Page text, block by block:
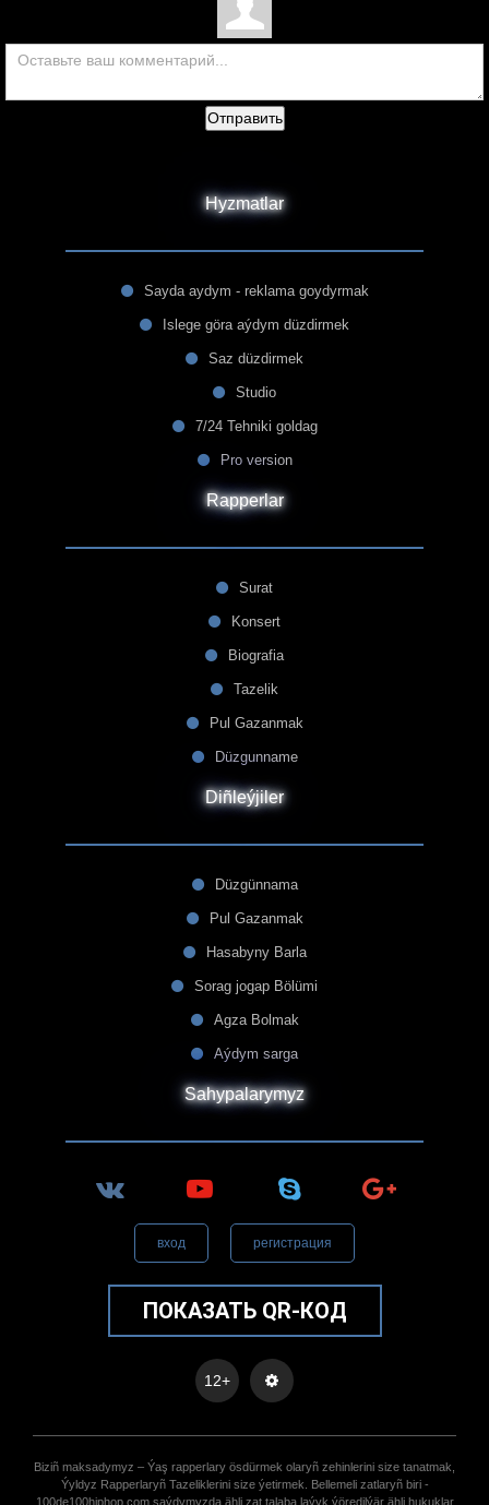
Отправить
Hyzmatlar
Sayda aydym - reklama goydyrmak
Islege göra aýdym düzdirmek
Saz düzdirmek
Studio
7/24 Tehniki goldag
Pro version
Rapperlar
Surat
Konsert
Biografia
Tazelik
Pul Gazanmak
Düzgunname
Diñleýjiler
Düzgünnama
Pul Gazanmak
Hasabyny Barla
Sorag jogap Bölümi
Agza Bolmak
Aýdym sarga
Sahypalarymyz
вход регистрация
ПОКАЗАТЬ QR-КОД
12+
Biziñ maksadymyz – Ýaş rapperlary ösdürmek olaryñ zehinlerini size tanatmak,
Ýyldyz Rapperlaryñ Tazeliklerini size ýetirmek. Bellemeli zatlaryñ biri -
100de100hiphop.com saýdymyzda ähli zat talaba laýyk ýöredilýär ähli hukuklar